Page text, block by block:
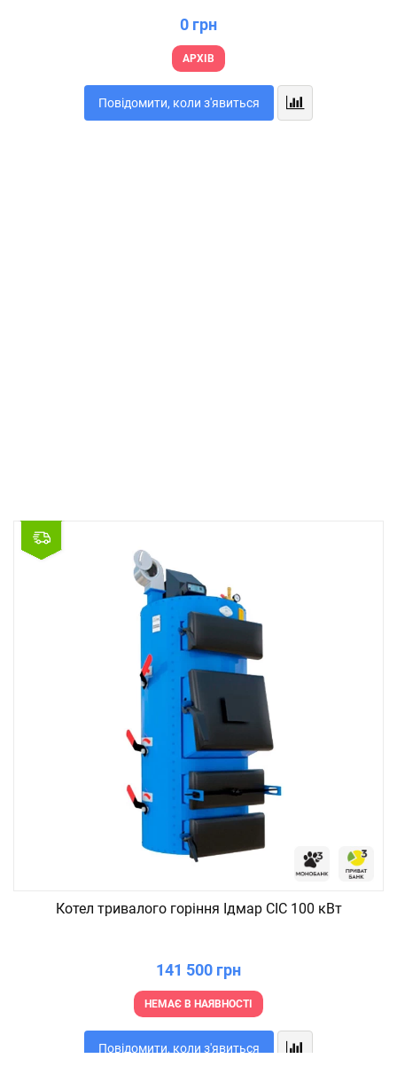
0 грн
АРХІВ
Повідомити, коли з'явиться
Котел тривалого горіння Ідмар СІС 100 кВт
141 500 грн
НЕМАЄ В НАЯВНОСТІ
Повідомити, коли з'явиться